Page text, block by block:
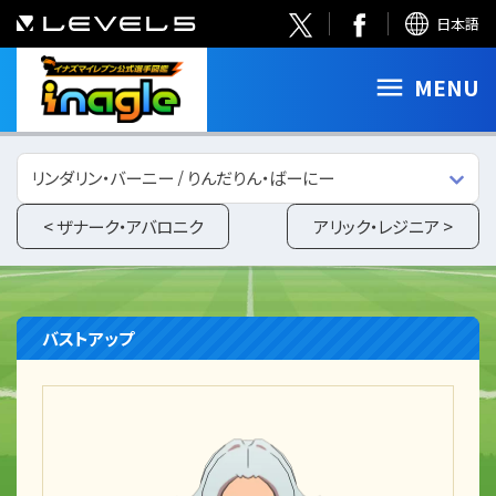
日本語
MENU
< ザナーク・アバロニク
リンダリン・バーニー / りんだりん・ばーにー
アリック・レジニア >
バストアップ